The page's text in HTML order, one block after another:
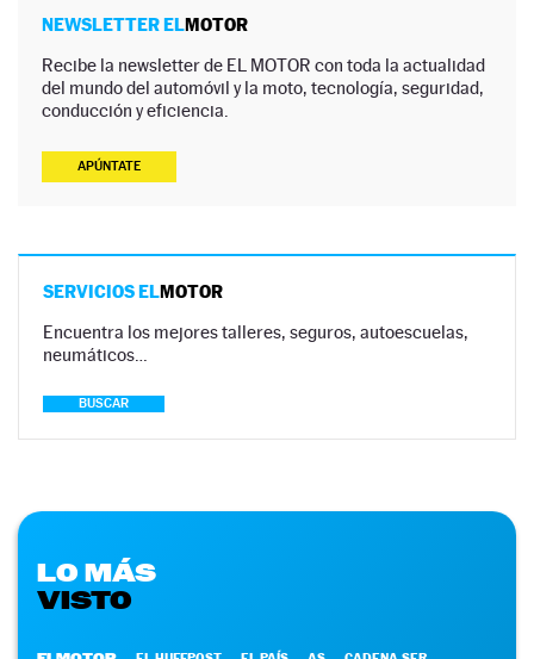
NEWSLETTER ELMOTOR
Recibe la newsletter de EL MOTOR con toda la actualidad
del mundo del automóvil y la moto, tecnología, seguridad,
conducción y eficiencia.
APÚNTATE
SERVICIOS ELMOTOR
Encuentra los mejores talleres, seguros, autoescuelas,
neumáticos…
BUSCAR
LO MÁS
VISTO